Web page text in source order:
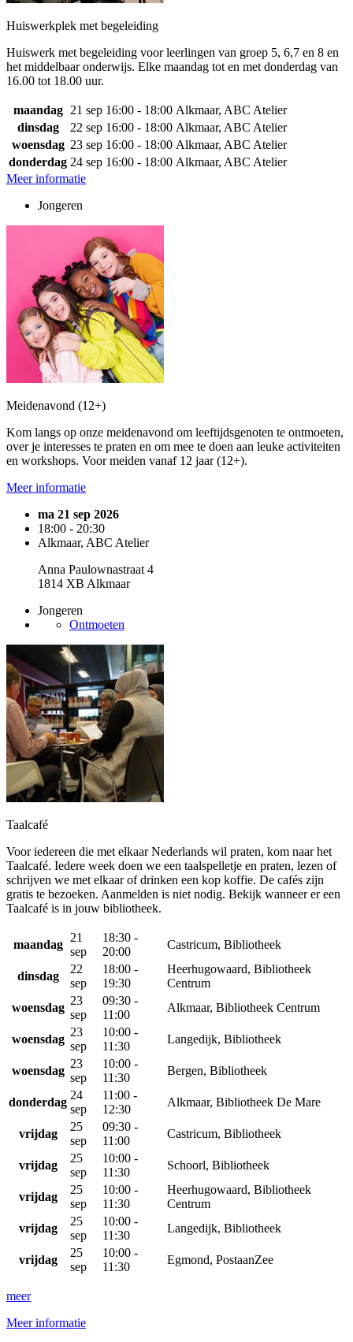
Huiswerkplek met begeleiding
Huiswerk met begeleiding voor leerlingen van groep 5, 6,7 en 8 en
het middelbaar onderwijs. Elke maandag tot en met donderdag van
16.00 tot 18.00 uur.
maandag 21 sep 16:00 - 18:00 Alkmaar, ABC Atelier
dinsdag
22 sep 16:00 - 18:00 Alkmaar, ABC Atelier
woensdag 23 sep 16:00 - 18:00 Alkmaar, ABC Atelier
donderdag 24 sep 16:00 - 18:00 Alkmaar, ABC Atelier
Meer informatie
Jongeren
Meidenavond (12+)
Kom langs op onze meidenavond om leeftijdsgenoten te ontmoeten,
over je interesses te praten en om mee te doen aan leuke activiteiten
en workshops. Voor meiden vanaf 12 jaar (12+).
Meer informatie
ma 21 sep 2026
18:00 - 20:30
Alkmaar, ABC Atelier
Anna Paulownastraat 4
1814 XB Alkmaar
Jongeren
Ontmoeten
Taalcafé
Voor iedereen die met elkaar Nederlands wil praten, kom naar het
Taalcafé. Iedere week doen we een taalspelletje en praten, lezen of
schrijven we met elkaar of drinken een kop koffie. De cafés zijn
gratis te bezoeken. Aanmelden is niet nodig. Bekijk wanneer er een
Taalcafé is in jouw bibliotheek.
maandag
21
sep
18:30 -
20:00
Castricum, Bibliotheek
dinsdag
22
sep
18:00 -
19:30
Heerhugowaard, Bibliotheek
Centrum
woensdag
23
sep
09:30 -
11:00
Alkmaar, Bibliotheek Centrum
woensdag
23
sep
10:00 -
11:30
Langedijk, Bibliotheek
woensdag
23
sep
10:00 -
11:30
Bergen, Bibliotheek
donderdag
24
sep
11:00 -
12:30
Alkmaar, Bibliotheek De Mare
vrijdag
25
sep
09:30 -
11:00
Castricum, Bibliotheek
vrijdag
25
sep
10:00 -
11:30
Schoorl, Bibliotheek
vrijdag
25
sep
10:00 -
11:30
Heerhugowaard, Bibliotheek
Centrum
vrijdag
25
sep
10:00 -
11:30
Langedijk, Bibliotheek
vrijdag
25
sep
10:00 -
11:30
Egmond, PostaanZee
meer
Meer informatie